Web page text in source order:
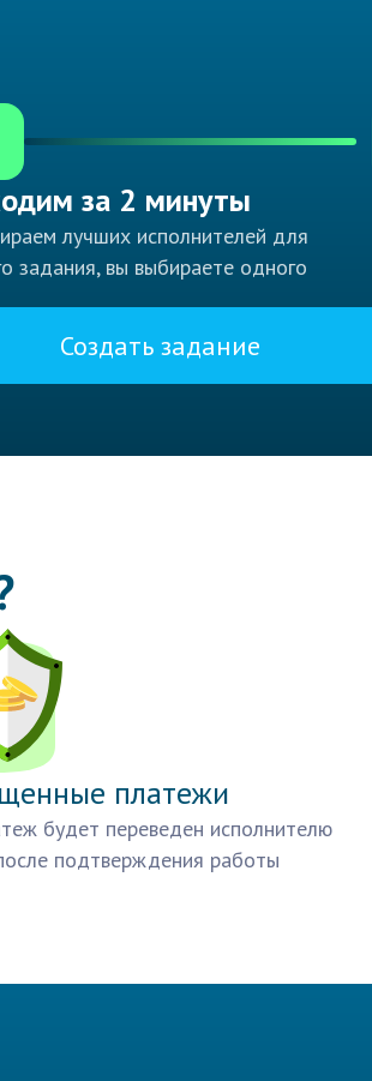
за 2 минуты
лучших исполнителей для
задания, вы выбираете одного
Создать задание
платежи
будет переведен исполнителю
подтверждения работы